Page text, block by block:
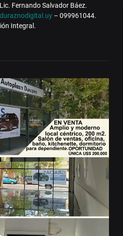
Fernando Salvador Báez.
– 099961044.
Integral.